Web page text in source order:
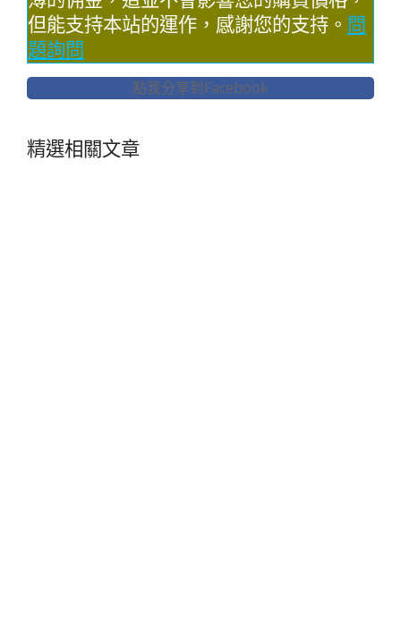
但能支持本站的運作，感謝您的支持。 問
題詢問
點我分享到Facebook
精選相關文章